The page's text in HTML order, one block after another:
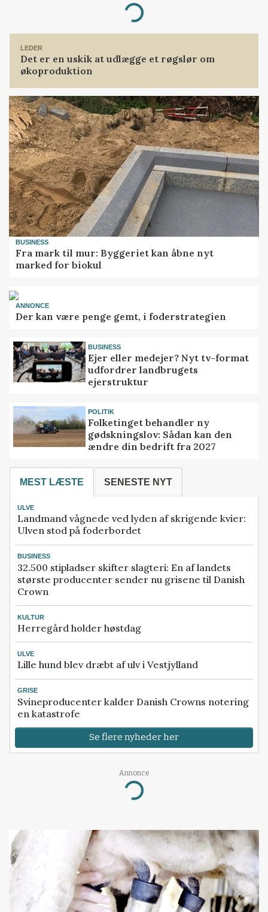
Loading...
LEDER
Det er en uskik at udlægge et røgslør om
økoproduktion
BUSINESS
Fra mark til mur: Byggeriet kan åbne nyt
marked for biokul
ANNONCE
Der kan være penge gemt, i foderstrategien
BUSINESS
Ejer eller medejer? Nyt tv-format
udfordrer landbrugets
ejerstruktur
POLITIK
Folketinget behandler ny
gødskningslov: Sådan kan den
ændre din bedrift fra 2027
MEST LÆSTE SENESTE NYT
ULVE
Landmand vågnede ved lyden af skrigende kvier:
Ulven stod på foderbordet
BUSINESS
32.500 stipladser skifter slagteri: En af landets
største producenter sender nu grisene til Danish
Crown
KULTUR
Herregård holder høstdag
ULVE
Lille hund blev dræbt af ulv i Vestjylland
GRISE
Svineproducenter kalder Danish Crowns notering
en katastrofe
Se flere nyheder her
Annonce
Loading...